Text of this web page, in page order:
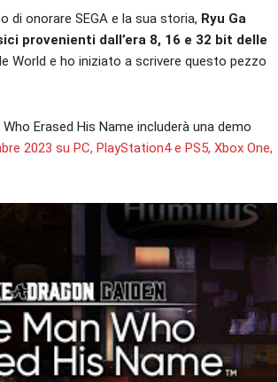
di onorare SEGA e la sua storia, Ryu Ga
provenienti dall’era 8, 16 e 32 bit delle
World e ho iniziato a scrivere questo pezzo
Erased His Name includerà una demo
2023 su PC, PlayStation4 e PS5, Xbox One,